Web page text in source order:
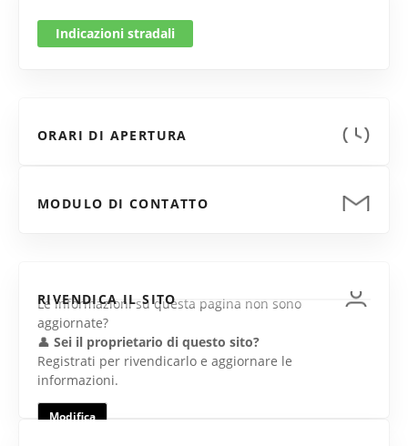
Indicazioni stradali
ORARI DI APERTURA
MODULO DI CONTATTO
RIVENDICA IL SITO
Le informazioni su questa pagina non sono
aggiornate?
👤 Sei il proprietario di questo sito?
Registrati per rivendicarlo e aggiornare le
informazioni.
Modifica